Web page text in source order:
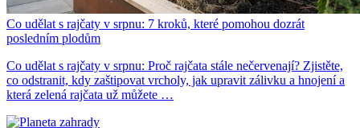
Co udělat s rajčaty v srpnu: 7 kroků, které pomohou dozrát
posledním plodům
Co udělat s rajčaty v srpnu: Proč rajčata stále nečervenají? Zjistěte,
co odstranit, kdy zaštipovat vrcholy, jak upravit zálivku a hnojení a
která zelená rajčata už můžete …